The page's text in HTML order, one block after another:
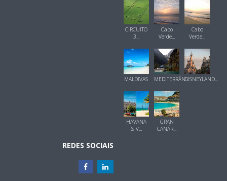
CIRCUITO
3...
Cabo
Verde...
Cabo
Verde...
MALDIVAS MEDITERRÂN...DISNEYLAND...
HAVANA
& V...
GRAN
CANÁR...
REDES SOCIAIS